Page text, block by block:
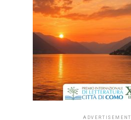
ADVERTISEMENT